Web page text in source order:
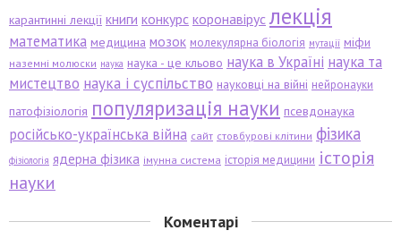
карантинні лекції книги конкурс коронавірус лекція
математика медицина мозок молекулярна біологія мутації міфи
наземні молюски наука наука - це кльово наука в Україні наука та
мистецтво наука і суспільство науковці на війні нейронауки
патофізіологія популяризація науки псевдонаука
російсько-українська війна сайт стовбурові клітини фізика
фізіологія ядерна фізика імунна система історія медицини історія
науки
Коментарі